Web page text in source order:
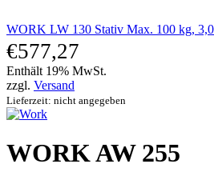
WORK LW 130 Stativ Max. 100 kg,
€577,27
Enthält 19% MwSt.
zzgl. Versand
Lieferzeit: nicht angegeben
WORK AW 255